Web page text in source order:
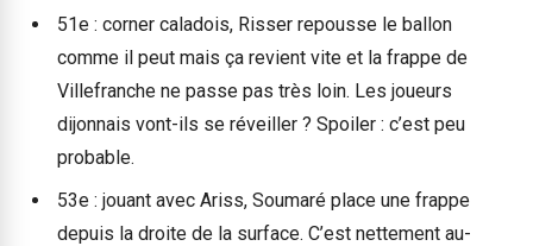
51e : corner caladois, Risser repousse le ballon
comme il peut mais ça revient vite et la frappe de
Villefranche ne passe pas très loin. Les joueurs
dijonnais vont-ils se réveiller ? Spoiler : c’est peu
probable.
53e : jouant avec Ariss, Soumaré place une frappe
depuis la droite de la surface. C’est nettement au-